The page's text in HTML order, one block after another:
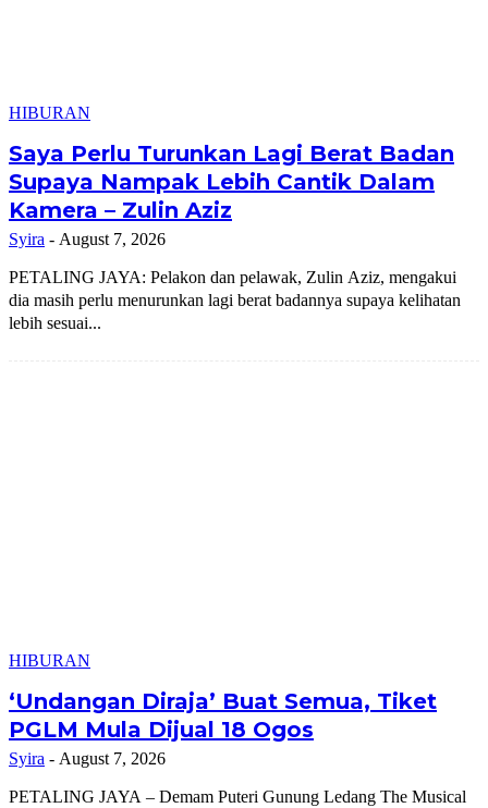
HIBURAN
Saya Perlu Turunkan Lagi Berat Badan
Supaya Nampak Lebih Cantik Dalam
Kamera – Zulin Aziz
Syira - August 7, 2026
PETALING JAYA: Pelakon dan pelawak, Zulin Aziz, mengakui
dia masih perlu menurunkan lagi berat badannya supaya kelihatan
lebih sesuai...
HIBURAN
‘Undangan Diraja’ Buat Semua, Tiket
PGLM Mula Dijual 18 Ogos
Syira - August 7, 2026
PETALING JAYA – Demam Puteri Gunung Ledang The Musical